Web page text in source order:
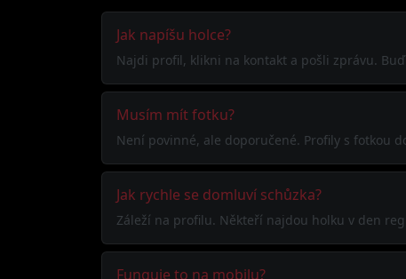
Jak napíšu holce?
Najdi profil, klikni na kontakt a pošli zprávu.
Musím mít fotku?
Není povinné, ale doporučené. Profily s fotkou
Jak rychle se domluví schůzka?
Záleží na profilu. Někteří najdou holku v den
Funguje to na mobilu?